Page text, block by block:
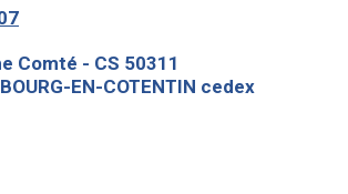
Comté - CS 50311
EN-COTENTIN cedex